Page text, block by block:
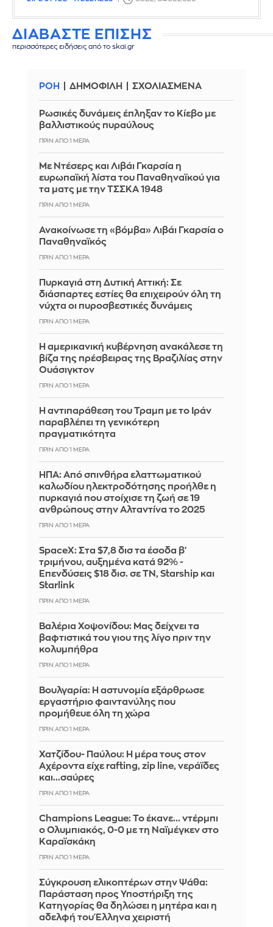
ΔΙΑΒΑΣΤΕ ΕΠΙΣΗΣ
περισσότερες ειδήσεις από το skai.gr
ΡΟΗ ΔΗΜΟΦΙΛΗ ΣΧΟΛΙΑΣΜΕΝΑ
Ρωσικές δυνάμεις έπληξαν το Κίεβο με
βαλλιστικούς πυραύλους
ΠΡΙΝ ΑΠΌ 1 ΜΈΡΑ
Με Ντέσερς και Λιβάι Γκαρσία η
ευρωπαϊκή λίστα του Παναθηναϊκού για
τα ματς με την ΤΣΣΚΑ 1948
ΠΡΙΝ ΑΠΌ 1 ΜΈΡΑ
Ανακοίνωσε τη «βόμβα» Λιβάι Γκαρσία ο
Παναθηναϊκός
ΠΡΙΝ ΑΠΌ 1 ΜΈΡΑ
Πυρκαγιά στη Δυτική Αττική: Σε
διάσπαρτες εστίες θα επιχειρούν όλη τη
νύχτα οι πυροσβεστικές δυνάμεις
ΠΡΙΝ ΑΠΌ 1 ΜΈΡΑ
Η αμερικανική κυβέρνηση ανακάλεσε τη
βίζα της πρέσβειρας της Βραζιλίας στην
Ουάσιγκτον
ΠΡΙΝ ΑΠΌ 1 ΜΈΡΑ
Η αντιπαράθεση του Τραμπ με το Ιράν
παραβλέπει τη γενικότερη
πραγματικότητα
ΠΡΙΝ ΑΠΌ 1 ΜΈΡΑ
ΗΠΑ: Από σπινθήρα ελαττωματικού
καλωδίου ηλεκτροδότησης προήλθε η
πυρκαγιά που στοίχισε τη ζωή σε 19
ανθρώπους στην Αλταντίνα το 2025
ΠΡΙΝ ΑΠΌ 1 ΜΈΡΑ
SpaceX: Στα $7,8 δισ τα έσοδα β'
τριμήνου, αυξημένα κατά 92% -
Επενδύσεις $18 δισ. σε ΤΝ, Starship και
Starlink
ΠΡΙΝ ΑΠΌ 1 ΜΈΡΑ
Βαλέρια Χοψονίδου: Μας δείχνει τα
βαφτιστικά του γιου της λίγο πριν την
κολυμπήθρα
ΠΡΙΝ ΑΠΌ 1 ΜΈΡΑ
Βουλγαρία: Η αστυνομία εξάρθρωσε
εργαστήριο φαιντανύλης που
προμήθευε όλη τη χώρα
ΠΡΙΝ ΑΠΌ 1 ΜΈΡΑ
Χατζίδου- Παύλου: Η μέρα τους στον
Αχέροντα είχε rafting, zip line, νεράϊδες
και...σαύρες
ΠΡΙΝ ΑΠΌ 1 ΜΈΡΑ
Champions League: Το έκανε... ντέρμπι
ο Ολυμπιακός, 0-0 με τη Ναϊμέγκεν στο
Καραϊσκάκη
ΠΡΙΝ ΑΠΌ 1 ΜΈΡΑ
Σύγκρουση ελικοπτέρων στην Ψάθα:
Παράσταση προς Υποστήριξη της
Κατηγορίας θα δηλώσει η μητέρα και η
αδελφή του Έλληνα χειριστή